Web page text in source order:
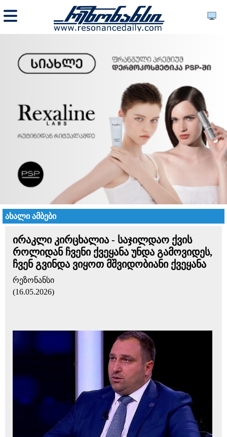
ახალი ამბები
ირაკლი კირცხალია - საჯილდაო ქვის
როლიდან ჩვენი ქვეყანა უნდა გამოვიდეს,
ჩვენ გვინდა ვიყოთ მშვიდობიანი ქვეყანა
რეზონანსი
(16.05.2026)